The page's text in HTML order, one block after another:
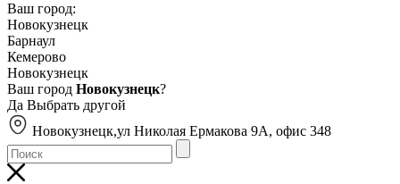
Ваш город:
Новокузнецк
Барнаул
Кемерово
Новокузнецк
Ваш город Новокузнецк?
Да Выбрать другой
Новокузнецк,ул Николая Ермакова 9А, офис 348